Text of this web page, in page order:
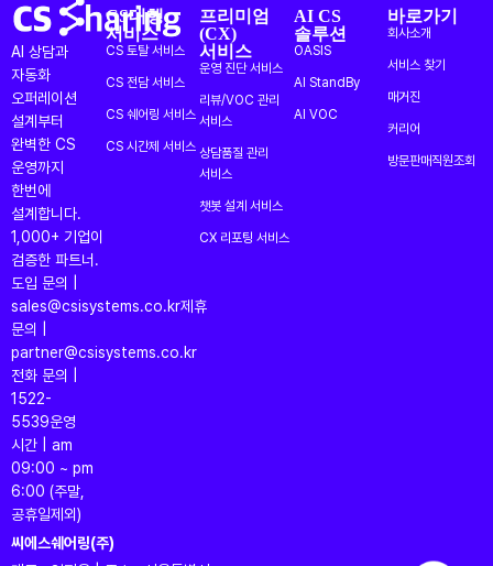
AI 상담과
자동화
오퍼레이션
설계부터
완벽한 CS
운영까지
한번에
설계합니다.
1,000+ 기업이
검증한 파트너.
도입 문의 |
sales@csisystems.co.kr제휴
문의 |
partner@csisystems.co.kr
전화 문의 |
1522-
5539운영
시간 | am
09:00 ~ pm
6:00 (주말,
공휴일제외)
CS대행
서비스
CS 토탈 서비스
CS 전담 서비스
CS 쉐어링 서비스
CS 시간제 서비스
프리미엄
(CX)
서비스
운영 진단 서비스
리뷰/VOC 관리
서비스
상담품질 관리
서비스
챗봇 설계 서비스
CX 리포팅 서비스
AI CS
솔루션
OASIS
AI StandBy
AI VOC
바로가기
회사소개
서비스 찾기
매거진
커리어
방문판매직원조회
씨에스쉐어링(주)